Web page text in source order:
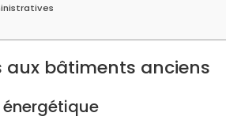
aux bâtiments anciens
énergétique